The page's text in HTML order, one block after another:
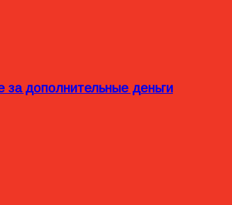
дополнительные деньги